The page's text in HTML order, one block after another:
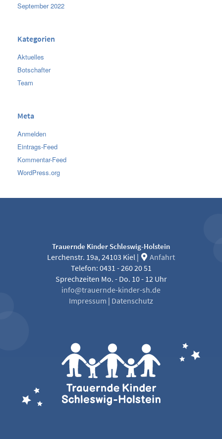
September 2022
Kategorien
Aktuelles
Botschafter
Team
Meta
Anmelden
Eintrags-Feed
Kommentar-Feed
WordPress.org
Trauernde Kinder Schleswig-Holstein
Lerchenstr. 19a, 24103 Kiel |
Anfahrt
Telefon: 0431 - 260 20 51
Sprechzeiten Mo. - Do. 10 - 12 Uhr
info@trauernde-kinder-sh.de
Impressum | Datenschutz